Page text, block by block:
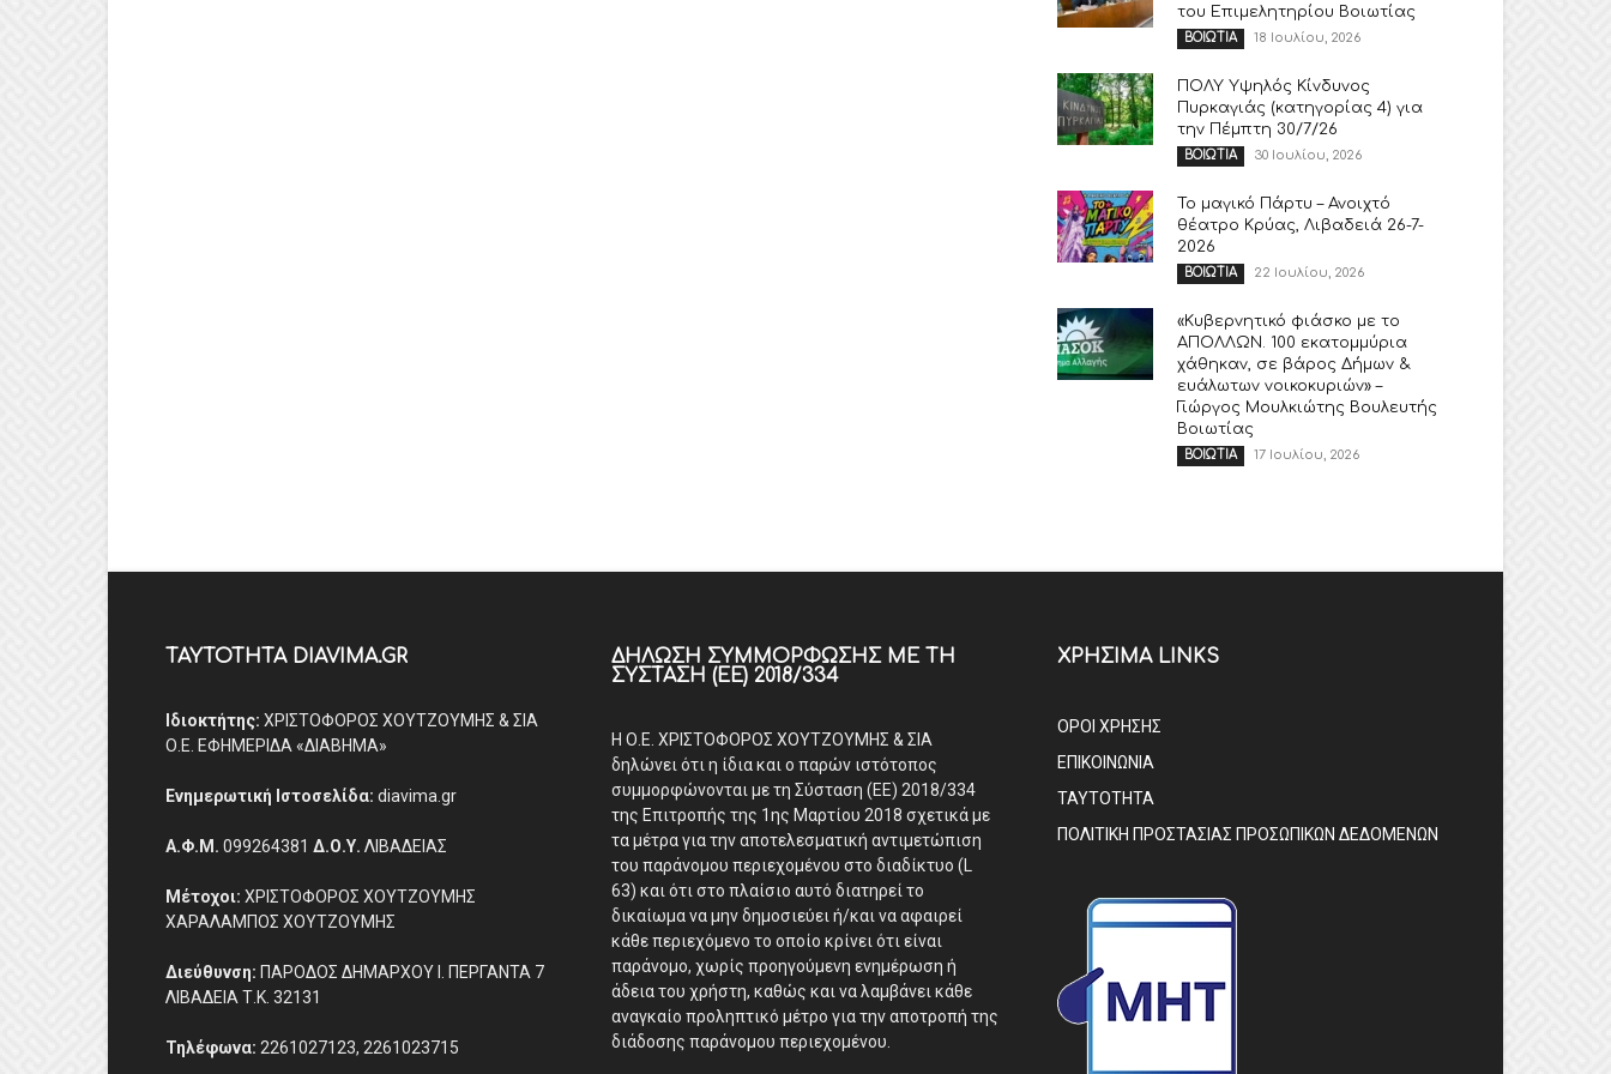
του Επιμελητηρίου Βοιωτίας
ΒΟΙΩΤΙΑ 18 Ιουλίου, 2026
ΠΟΛΥ Υψηλός Κίνδυνος
Πυρκαγιάς (κατηγορίας 4) για
την Πέμπτη 30/7/26
ΒΟΙΩΤΙΑ 30 Ιουλίου, 2026
Το μαγικό Πάρτυ – Ανοιχτό
θέατρο Κρύας, Λιβαδειά 26-7-
2026
ΒΟΙΩΤΙΑ 22 Ιουλίου, 2026
«Κυβερνητικό φιάσκο με το
ΑΠΟΛΛΩΝ. 100 εκατομμύρια
χάθηκαν, σε βάρος Δήμων &
ευάλωτων νοικοκυριών» –
Γιώργος Μουλκιώτης Βουλευτής
Βοιωτίας
ΒΟΙΩΤΙΑ 17 Ιουλίου, 2026
ΤΑΥΤΟΤΗΤΑ DIAVIMA.GR
Ιδιοκτήτης: ΧΡΙΣΤΟΦΟΡΟΣ ΧΟΥΤΖΟΥΜΗΣ & ΣΙΑ
Ο.Ε. ΕΦΗΜΕΡΙΔΑ «ΔΙΑΒΗΜΑ»
Ενημερωτική Ιστοσελίδα: diavima.gr
Α.Φ.Μ. 099264381 Δ.Ο.Υ. ΛΙΒΑΔΕΙΑΣ
Μέτοχοι: ΧΡΙΣΤΟΦΟΡΟΣ ΧΟΥΤΖΟΥΜΗΣ
ΧΑΡΑΛΑΜΠΟΣ ΧΟΥΤΖΟΥΜΗΣ
Διεύθυνση: ΠΑΡΟΔΟΣ ΔΗΜΑΡΧΟΥ Ι. ΠΕΡΓΑΝΤΑ 7
ΛΙΒΑΔΕΙΑ Τ.Κ. 32131
Τηλέφωνα: 2261027123, 2261023715
ΔΉΛΩΣΗ ΣΥΜΜΌΡΦΩΣΗΣ ΜΕ ΤΗ
ΣΎΣΤΑΣΗ (ΕΕ) 2018/334
Η Ο.Ε. ΧΡΙΣΤΟΦΟΡΟΣ ΧΟΥΤΖΟΥΜΗΣ & ΣΙΑ
δηλώνει ότι η ίδια και ο παρών ιστότοπος
συμμορφώνονται με τη Σύσταση (ΕΕ) 2018/334
της Επιτροπής της 1ης Μαρτίου 2018 σχετικά με
τα μέτρα για την αποτελεσματική αντιμετώπιση
του παράνομου περιεχομένου στο διαδίκτυο (L
63) και ότι στο πλαίσιο αυτό διατηρεί το
δικαίωμα να μην δημοσιεύει ή/και να αφαιρεί
κάθε περιεχόμενο το οποίο κρίνει ότι είναι
παράνομο, χωρίς προηγούμενη ενημέρωση ή
άδεια του χρήστη, καθώς και να λαμβάνει κάθε
αναγκαίο προληπτικό μέτρο για την αποτροπή της
διάδοσης παράνομου περιεχομένου.
ΧΡΗΣΙΜΑ LINKS
ΟΡΟΙ ΧΡΗΣΗΣ
ΕΠΙΚΟΙΝΩΝΙΑ
ΤΑΥΤΟΤΗΤΑ
ΠΟΛΙΤΙΚΗ ΠΡΟΣΤΑΣΙΑΣ ΠΡΟΣΩΠΙΚΩΝ ΔΕΔΟΜΕΝΩΝ